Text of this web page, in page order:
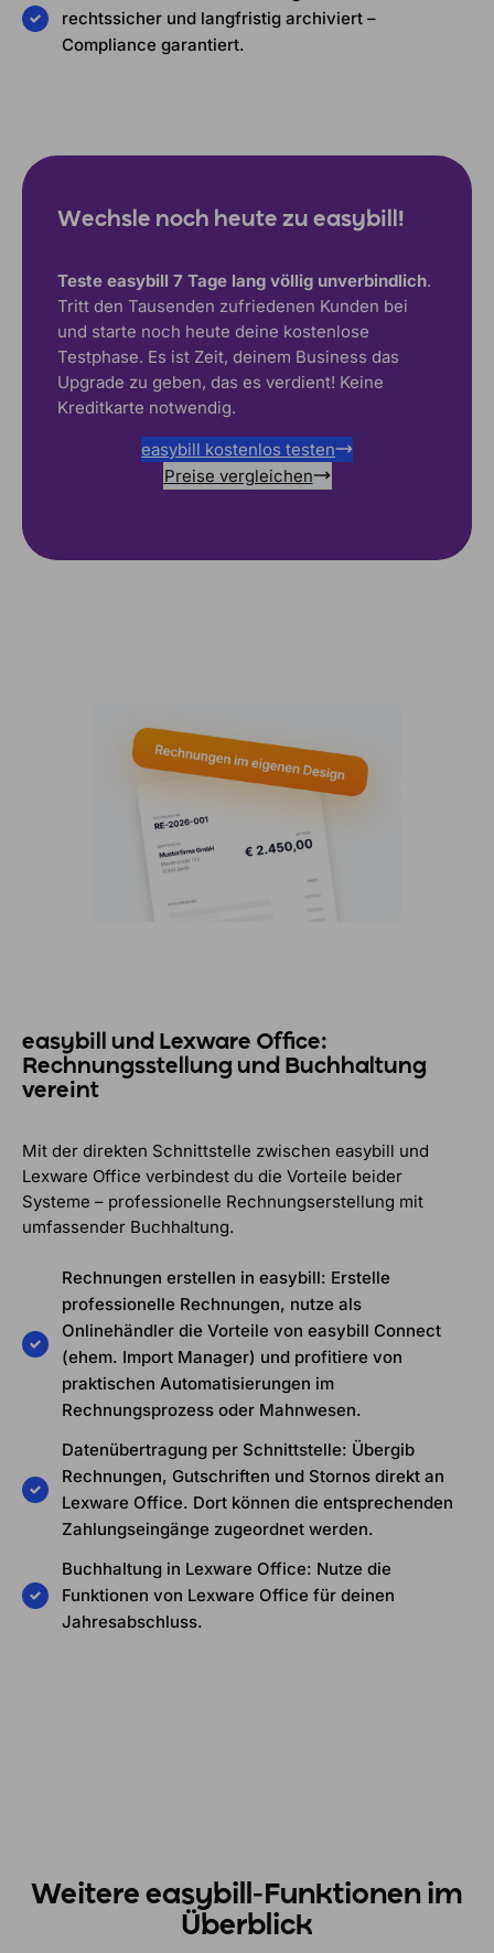
rechtssicher und langfristig archiviert –
Compliance garantiert.
Wechsle noch heute zu easybill!
Teste easybill 7 Tage lang völlig unverbindlich.
Tritt den Tausenden zufriedenen Kunden bei
und starte noch heute deine kostenlose
Testphase. Es ist Zeit, deinem Business das
Upgrade zu geben, das es verdient! Keine
Kreditkarte notwendig.
easybill kostenlos testen
Preise vergleichen
easybill und Lexware Office:
Rechnungsstellung und Buchhaltung
vereint
Mit der direkten Schnittstelle zwischen easybill und
Lexware Office verbindest du die Vorteile beider
Systeme – professionelle Rechnungserstellung mit
umfassender Buchhaltung.
Rechnungen erstellen in easybill: Erstelle
professionelle Rechnungen, nutze als
Onlinehändler die Vorteile von easybill Connect
(ehem. Import Manager) und profitiere von
praktischen Automatisierungen im
Rechnungsprozess oder Mahnwesen.
Datenübertragung per Schnittstelle: Übergib
Rechnungen, Gutschriften und Stornos direkt an
Lexware Office. Dort können die entsprechenden
Zahlungseingänge zugeordnet werden.
Buchhaltung in Lexware Office: Nutze die
Funktionen von Lexware Office für deinen
Jahresabschluss.
Weitere easybill-Funktionen im
Überblick